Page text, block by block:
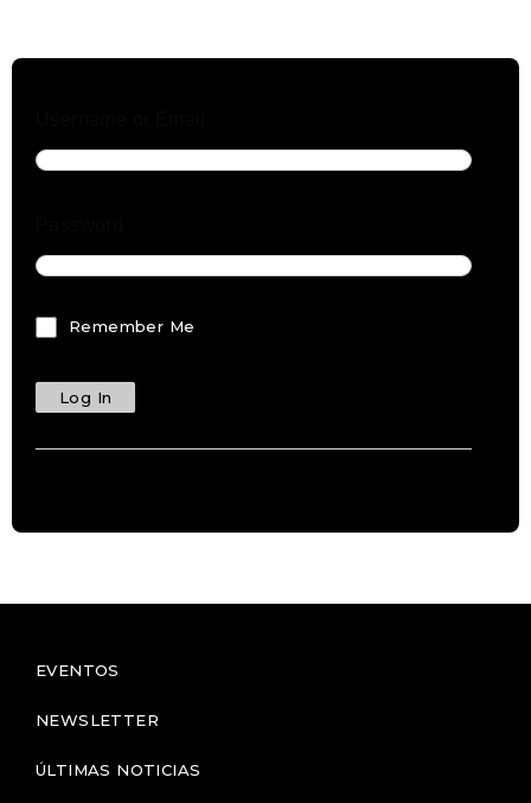
Remember Me
EVENTOS
NEWSLETTER
ÚLTIMAS NOTICIAS